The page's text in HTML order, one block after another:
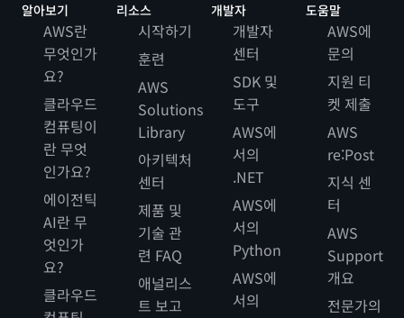
알아보기
AWS란
무엇인가
요?
클라우드
컴퓨팅이
란 무엇
인가요?
에이전틱
AI란 무
엇인가
요?
클라우드
리소스
시작하기
훈련
AWS
Solutions
Library
아키텍처
센터
제품 및
기술 관
련 FAQ
애널리스
트 보고
개발자
개발자
센터
SDK 및
도구
AWS에
서의
.NET
AWS에
서의
Python
AWS에
서의
도움말
AWS에
문의
지원 티
켓 제출
AWS
re:Post
지식 센
터
AWS
Support
개요
전문가의